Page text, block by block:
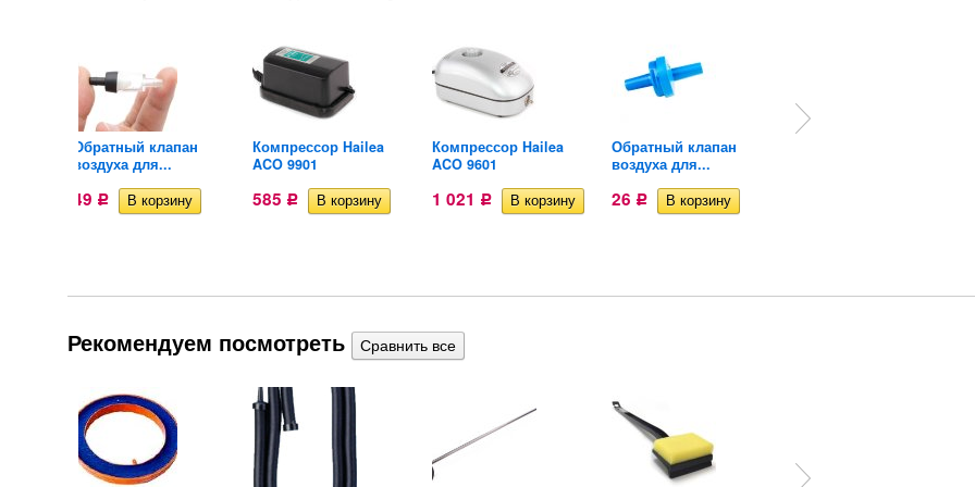
Обратный клапан
воздуха для...
49 Р
Компрессор Hailea
ACO 9901
585 Р
Компрессор Hailea
ACO 9601
1 021 Р
Обратный клапан
воздуха для...
26 Р
Рекомендуем посмотреть